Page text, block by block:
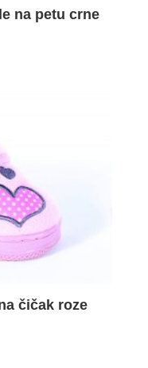
na petu crne
čičak roze